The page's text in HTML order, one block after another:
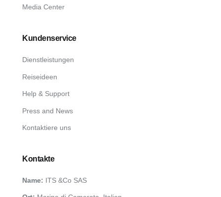
Media Center
Kundenservice
Dienstleistungen
Reiseideen
Help & Support
Press and News
Kontaktiere uns
Kontakte
Name: ITS &Co SAS